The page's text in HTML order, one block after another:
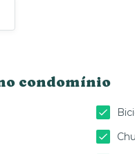
condomínio